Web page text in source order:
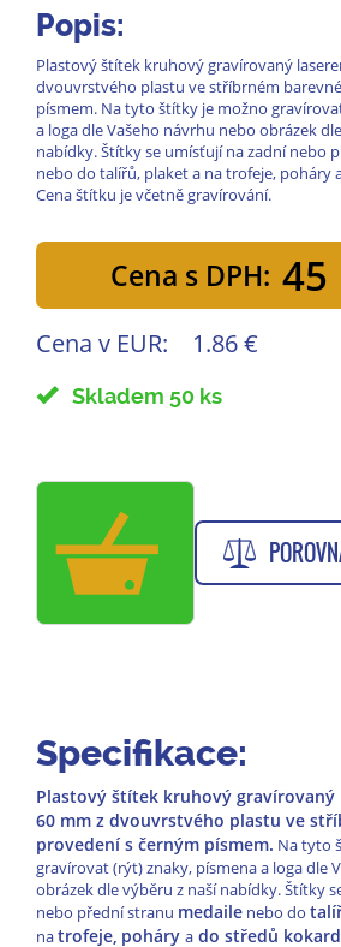
Popis:
Plastový štítek kruhový gravírovaný
dvouvrstvého plastu ve stříbrném
písmem. Na tyto štítky je možno
a loga dle Vašeho návrhu nebo obrázek
nabídky. Štítky se umísťují na zadní nebo
nebo do talířů, plaket a na trofeje, poháry
Cena štítku je včetně gravírování.
Cena s DPH: 45
Cena v EUR: 1.86 €
Skladem 50 ks
Specifikace:
Plastový štítek kruhový gravírovaný
60 mm z dvouvrstvého plastu ve
provedení s černým písmem. Na tyto
gravírovat (rýt) znaky, písmena a loga dle
obrázek dle výběru z naší nabídky. Štítky
nebo přední stranu medaile nebo do
natrofeje, poháry a do středů kokard